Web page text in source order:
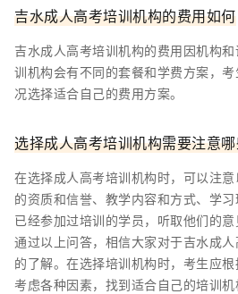
吉水成人高考培训机构的费用如何
吉水成人高考培训机构的费用因机构
训机构会有不同的套餐和学费方案，
况选择适合自己的费用方案。
选择成人高考培训机构需要注意
在选择成人高考培训机构时，可以注
的资质和信誉、教学内容和方式、学
已经参加过培训的学员，听取他们的意
通过以上问答，相信大家对于吉水成
的了解。在选择培训机构时，考生应
考虑各种因素，找到适合自己的培训